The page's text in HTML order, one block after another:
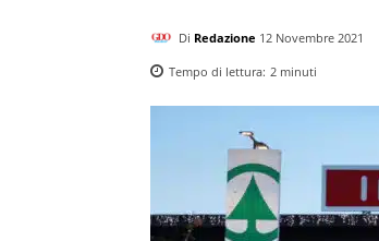
Di Redazione 12 Novembre 2021
Tempo di lettura: 2 minuti